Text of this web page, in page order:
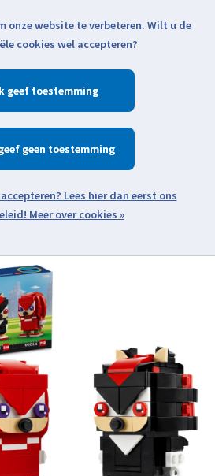
Verlanglijst
webshop menu
slideshow Items
onze website te verbeteren. Wilt u de
cookies wel accepteren?
Meer over cookies »